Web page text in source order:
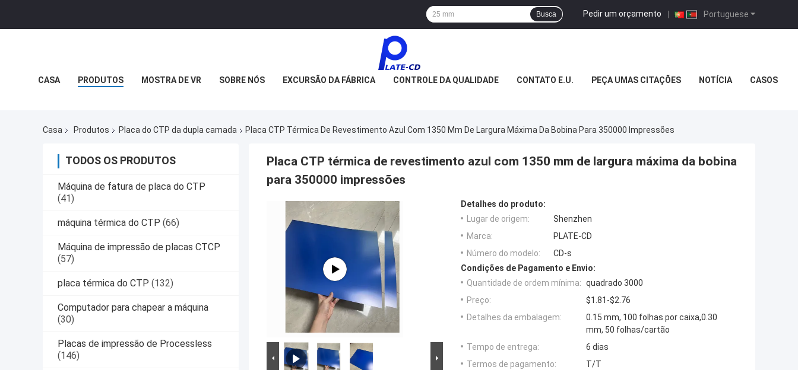
Portuguese
Pedir um orçamento |
Busca
CASA PRODUTOS MOSTRA DE VR SOBRE NÓS EXCURSÃO DA FÁBRICA CONTROLE DA QUALIDADE CONTATO E.U. PEÇA UMAS CITAÇÕES NOTÍCIA CASOS
Casa Produtos Placa do CTP da dupla camada Placa CTP Térmica De Revestimento Azul Com 1350 Mm De Largura Máxima Da Bobina Para 350000 Impressões
TODOS OS PRODUTOS
Máquina de fatura de placa do CTP
(41)
máquina térmica do CTP (66)
Máquina de impressão de placas CTCP
(57)
placa térmica do CTP (132)
Computador para chapear a máquina
(30)
Placas de impressão de Processless
(146)
Placa CTP térmica de revestimento azul com 1350 mm de largura máxima da bobina
para 350000 impressões
Detalhes do produto:
Lugar de origem:
Shenzhen
Marca:
PLATE-CD
Número do modelo:
CD-s
Condições de Pagamento e Envio:
Quantidade de ordem mínima: quadrado 3000
Preço:
$1.81-$2.76
Detalhes da embalagem:
0.15 mm, 100 folhas por caixa,0.30
mm, 50 folhas/cartão
Tempo de entrega:
6 dias
Termos de pagamento:
T/T